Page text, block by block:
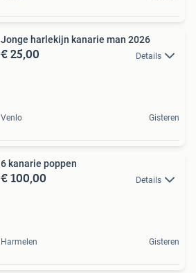
Jonge harlekijn kanarie man 2026
€ 25,00 Details
Venlo Gisteren
6 kanarie poppen
€ 100,00 Details
Harmelen Gisteren